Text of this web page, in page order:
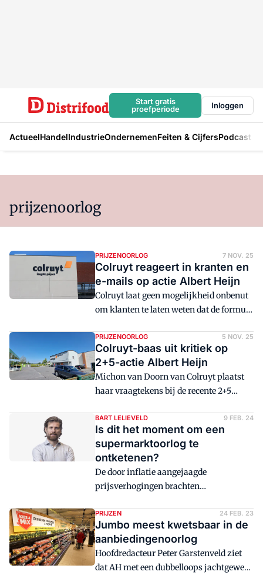
Start gratis
proefperiode
Inloggen
ActueelHandelIndustrieOndernemenFeiten & CijfersPodcast
prijzenoorlog
PRIJZENOORLOG 7 NOV. 25
Colruyt reageert in kranten en
e-mails op actie Albert Heijn
Colruyt laat geen mogelijkheid onbenut
om klanten te laten weten dat de formule
van Albert Heijn.
PRIJZENOORLOG 5 NOV. 25
Colruyt-baas uit kritiek op
2+5-actie Albert Heijn
Michon van Doorn van Colruyt plaatst
haar vraagtekens bij de recente 2+5
België.
BART LELIEVELD 9 FEB. 24
Is dit het moment om een
supermarktoorlog te
ontketenen?
De door inflatie aangejaagde
prijsverhogingen brachten
formules die daaronder lijden is simpel:
een supermarktoorlog om marktaandeel
terug te winnen. Maar wie kan dat, met
de gedaalde marges, betalen?
PRIJZEN 24 FEB. 23
Jumbo meest kwetsbaar in de
aanbiedingenoorlog
Hoofdredacteur Peter Garstenveld ziet
dat AH met een dubbelloops jachtgeweer